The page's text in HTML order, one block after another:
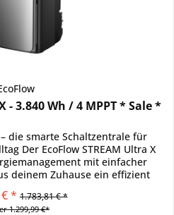
- 3.840 Wh / 4 MPPT * Sale *
– die smarte Schaltzentrale für
Der EcoFlow STREAM Ultra X
mit einfacher
deinem Zuhause ein effizient
* 1.783,81 € *
1.299,99 €*